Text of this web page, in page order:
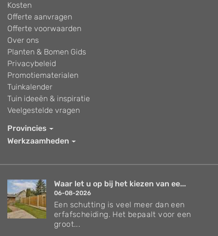
Kosten
Offerte aanvragen
Offerte voorwaarden
Over ons
Planten & Bomen Gids
Privacybeleid
Promotiematerialen
Tuinkalender
Tuin ideeën & inspiratie
Veelgestelde vragen
Provincies
Werkzaamheden
Waar let u op bij het kiezen van ee...
06-08-2026
Een schutting is veel meer dan een
erfafscheiding. Het bepaalt voor een
groot...